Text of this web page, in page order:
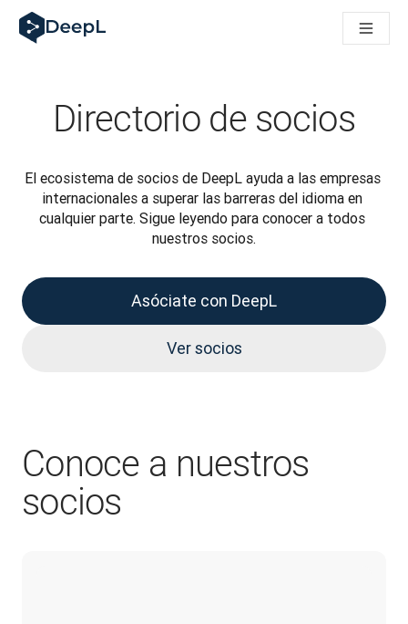
DeepL para agentes de IA
Translation Flow de DeepL: nuevos flujos de trabajo
La fiabilidad de la IA lingüística para empresas: un análisis
Building an instantly accessible voice demo with DeepL
Directorio de socios
El ecosistema de socios de DeepL ayuda a las empresas
internacionales a superar las barreras del idioma en
cualquier parte. Sigue leyendo para conocer a todos
nuestros socios.
Asóciate con DeepL
Ver socios
Conoce a nuestros
socios